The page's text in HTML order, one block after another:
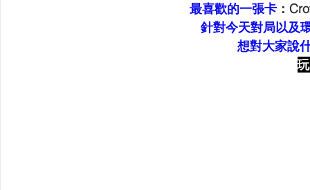
最喜歡的一張卡 ：
針對今天對局以及
想對大家說